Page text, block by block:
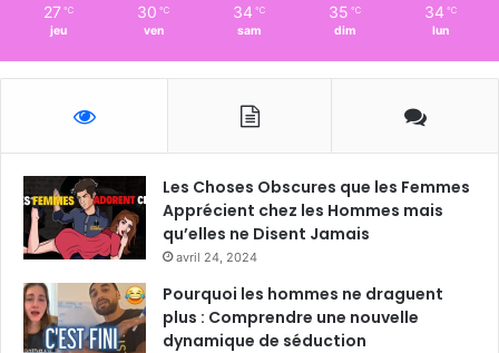
27 ℃
jeu
30 ℃
ven
34 ℃
sam
35 ℃
dim
34 ℃
lun
Les Choses Obscures que les Femmes
Apprécient chez les Hommes mais
qu’elles ne Disent Jamais
avril 24, 2024
Pourquoi les hommes ne draguent
plus : Comprendre une nouvelle
dynamique de séduction